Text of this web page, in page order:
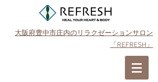
大阪府豊中市庄内のリラクゼーションサロン
「REFRESH」